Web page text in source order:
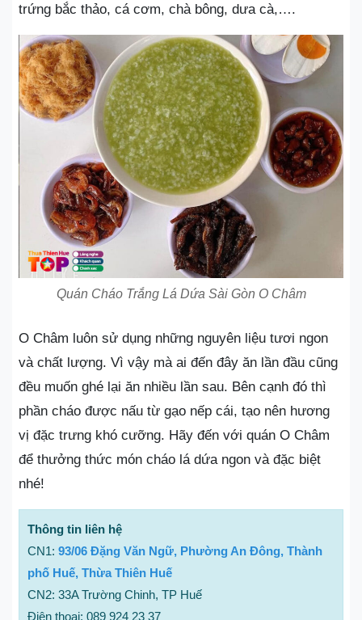
trứng bắc thảo, cá cơm, chà bông, dưa cà,….
Quán Cháo Trắng Lá Dứa Sài Gòn O Châm
O Châm luôn sử dụng những nguyên liệu tươi ngon
và chất lượng. Vì vậy mà ai đến đây ăn lần đầu cũng
đều muốn ghé lại ăn nhiều lần sau. Bên cạnh đó thì
phần cháo được nấu từ gạo nếp cái, tạo nên hương
vị đặc trưng khó cưỡng. Hãy đến với quán O Châm
để thưởng thức món cháo lá dứa ngon và đặc biệt
nhé!
Thông tin liên hệ
CN1: 93/06 Đặng Văn Ngữ, Phường An Đông, Thành
phố Huế, Thừa Thiên Huế
CN2: 33A Trường Chinh, TP Huế
Điện thoại: 089 924 23 37